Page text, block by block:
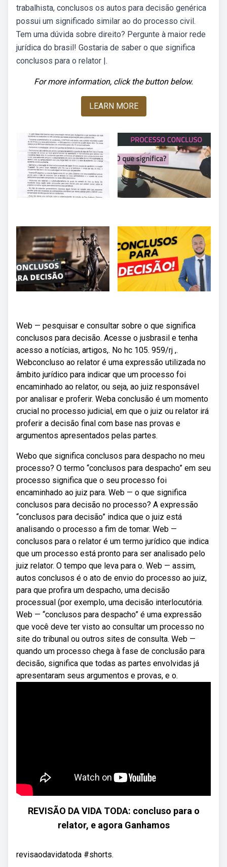
trabalhista, conclusos os autos para decisão genérica
possui um significado similar ao do processo civil.
Tem uma dúvida sobre direito? Pergunte à maior rede
jurídica do brasil! Gostaria de saber o que significa
conclusos para o relator |.
For more information, click the button below.
LEARN MORE
Web — pesquisar e consultar sobre o que significa
conclusos para decisão. Acesse o jusbrasil e tenha
acesso a notícias, artigos,. No hc 105. 959/rj ,.
Webconcluso ao relator é uma expressão utilizada no
âmbito jurídico para indicar que um processo foi
encaminhado ao relator, ou seja, ao juiz responsável
por analisar e proferir. Weba conclusão é um momento
crucial no processo judicial, em que o juiz ou relator irá
proferir a decisão final com base nas provas e
argumentos apresentados pelas partes.
Webo que significa conclusos para despacho no meu
processo? O termo “conclusos para despacho” em seu
processo significa que o seu processo foi
encaminhado ao juiz para. Web — o que significa
conclusos para decisão no processo? A expressão
“conclusos para decisão” indica que o juiz está
analisando o processo a fim de tomar. Web —
conclusos para o relator é um termo jurídico que indica
que um processo está pronto para ser analisado pelo
juiz relator. O tempo que leva para o. Web — assim,
autos conclusos é o ato de envio do processo ao juiz,
para que profira um despacho, uma decisão
processual (por exemplo, uma decisão interlocutória.
Web — “conclusos para despacho” é uma expressão
que você deve ter visto ao consultar um processo no
site do tribunal ou outros sites de consulta. Web —
quando um processo chega à fase de conclusão para
decisão, significa que todas as partes envolvidas já
apresentaram seus argumentos e provas, e o.
REVISÃO DA VIDA TODA: concluso para o
relator, e agora Ganhamos
revisaodavidatoda #shorts.